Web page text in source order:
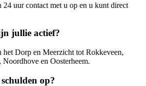
24 uur contact met u op en u kunt direct
jullie actief?
het Dorp en Meerzicht tot Rokkeveen,
en Oosterheem.
op?